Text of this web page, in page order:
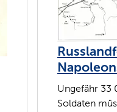
Ungefähr 33
Soldaten